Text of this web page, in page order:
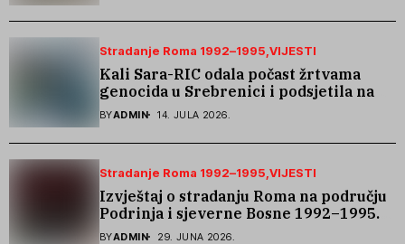
Stradanje Roma 1992–1995 VIJESTI
Kali Sara-RIC odala počast žrtvama
genocida u Srebrenici i podsjetila na
stradanje Roma iz Skočića
BYADMIN 14. JULA 2026.
Stradanje Roma 1992–1995 VIJESTI
Izvještaj o stradanju Roma na području
Podrinja i sjeverne Bosne 1992–1995.
godine
BYADMIN 29. JUNA 2026.